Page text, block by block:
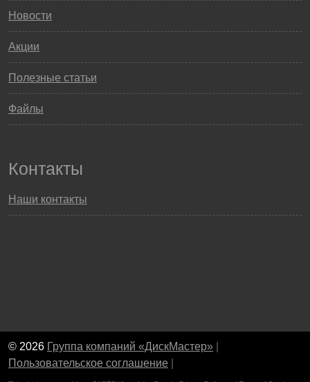
Новости
Акции
Полезные статьи
Файлы
Контакты
Наши контакты
© 2026 Группа компаний «ДискМастер»
Пользовательское соглашение